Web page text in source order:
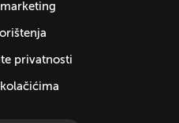
privatnosti